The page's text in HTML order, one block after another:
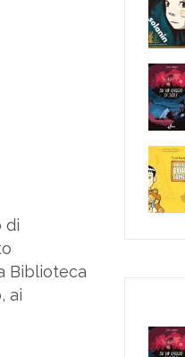
di
Biblioteca
ai